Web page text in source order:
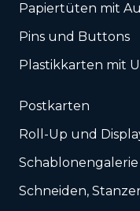
Papiertüten mit
Pins und Buttons
Plastikkarten mit
Postkarten
Roll-Up und
Schablonengalerie
Schneiden,